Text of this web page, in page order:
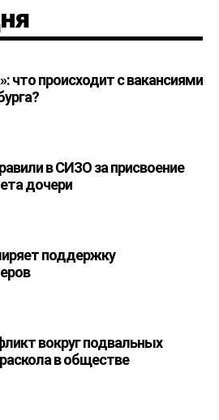
что происходит с вакансиями
в СИЗО за присвоение
дочери
поддержку
вокруг подвальных
в обществе